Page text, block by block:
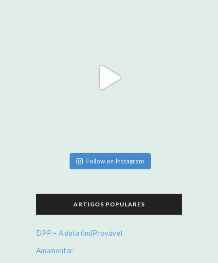
Follow on Instagram
ARTIGOS POPULARES
DPP – A data (im)Provável
Amamentar